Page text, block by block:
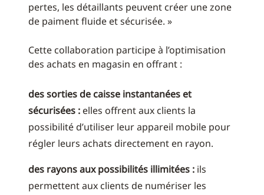
pertes, les détaillants peuvent créer une zone
de paiment fluide et sécurisée. »
Cette collaboration participe à l’optimisation
des achats en magasin en offrant :
des sorties de caisse instantanées et
sécurisées : elles offrent aux clients la
possibilité d’utiliser leur appareil mobile pour
régler leurs achats directement en rayon.
des rayons aux possibilités illimitées : ils
permettent aux clients de numériser les